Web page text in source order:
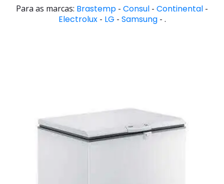
Para as marcas: Brastemp - Consul - Continental -
Electrolux- LG - Samsung- .